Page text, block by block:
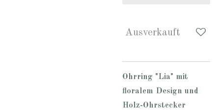
Ausverkauft
Ohrring "Lia" mit
floralem Design und
Holz-Ohrstecker